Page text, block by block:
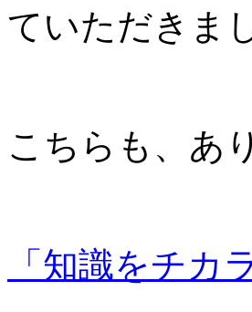
ていただきま
こちらも、あ
「知識をチ